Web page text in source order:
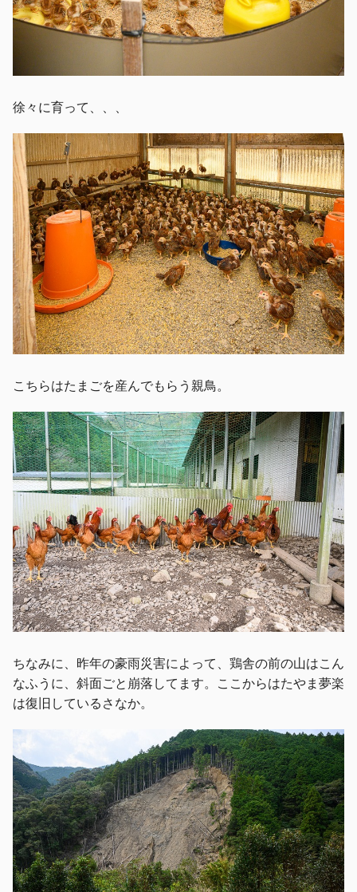
徐々に育って、、、
こちらはたまごを産んでもらう親鳥。
ちなみに、昨年の豪雨災害によって、鶏舎の前の山はこん
なふうに、斜面ごと崩落してます。ここからはたやま夢楽
は復旧しているさなか。